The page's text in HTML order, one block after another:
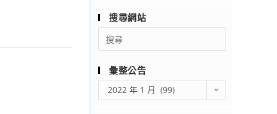
搜尋網站
Search
for:
彙整公告
整
2022 年 1 月 (99)